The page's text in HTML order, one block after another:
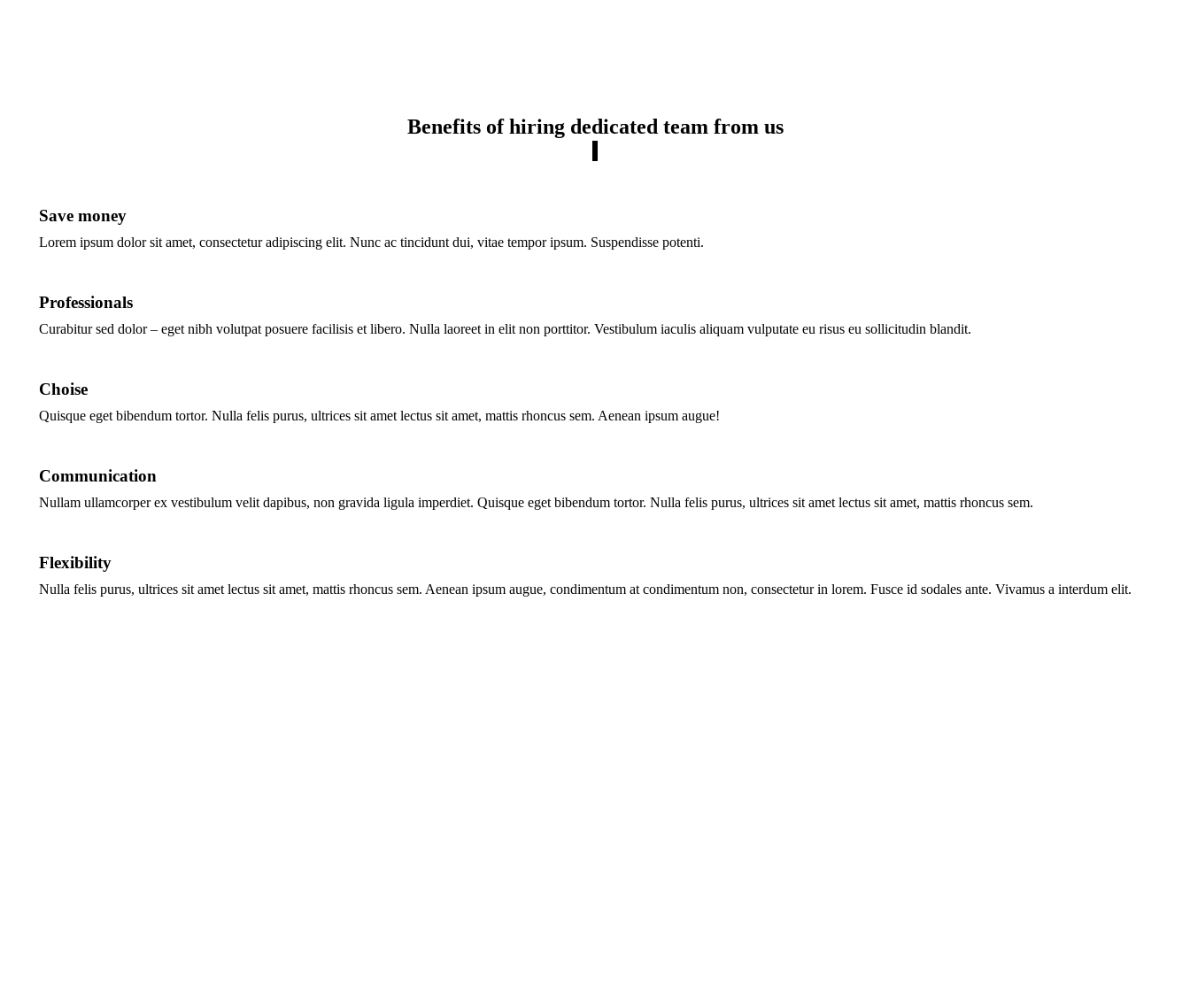
Benefits of hiring dedicated team from us
Save money
Lorem ipsum dolor sit amet, consectetur adipiscing elit. Nunc ac tincidunt dui, vitae tempor ipsum. Suspendisse potenti.
Professionals
Curabitur sed dolor – eget nibh volutpat posuere facilisis et libero. Nulla laoreet in elit non porttitor. Vestibulum iaculis aliquam vulputate eu risus eu sollicitudin blandit.
Choise
Quisque eget bibendum tortor. Nulla felis purus, ultrices sit amet lectus sit amet, mattis rhoncus sem. Aenean ipsum augue!
Communication
Nullam ullamcorper ex vestibulum velit dapibus, non gravida ligula imperdiet. Quisque eget bibendum tortor. Nulla felis purus, ultrices sit amet lectus sit amet, mattis rhoncus sem.
Flexibility
Nulla felis purus, ultrices sit amet lectus sit amet, mattis rhoncus sem. Aenean ipsum augue, condimentum at condimentum non, consectetur in lorem. Fusce id sodales ante. Vivamus a interdum elit.